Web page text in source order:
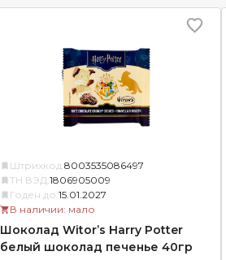
Штрихкод:8003535086497
ТН ВЭД:1806905009
Годен до:15.01.2027
В наличии: мало
Шоколад Witor’s Harry Potter
белый шоколад печенье 40гр